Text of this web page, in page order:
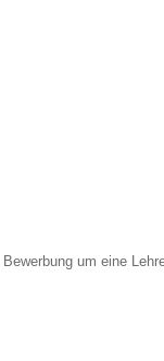
um eine